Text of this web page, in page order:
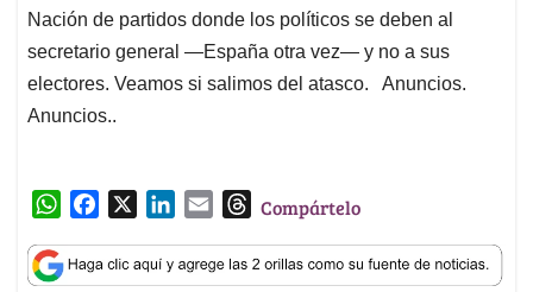
Nación de partidos donde los políticos se deben al
secretario general —España otra vez— y no a sus
electores. Veamos si salimos del atasco. Anuncios.
Anuncios..
W
a
c
n
a
T
r
Compártelo